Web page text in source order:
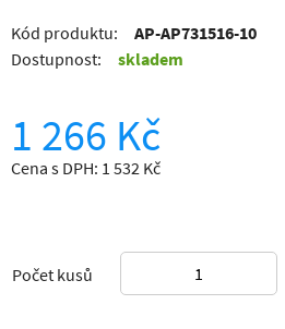
Kód produktu:
AP-AP731516-10
Dostupnost:
skladem
1 266 Kč
Cena s DPH: 1 532 Kč
Počet kusů